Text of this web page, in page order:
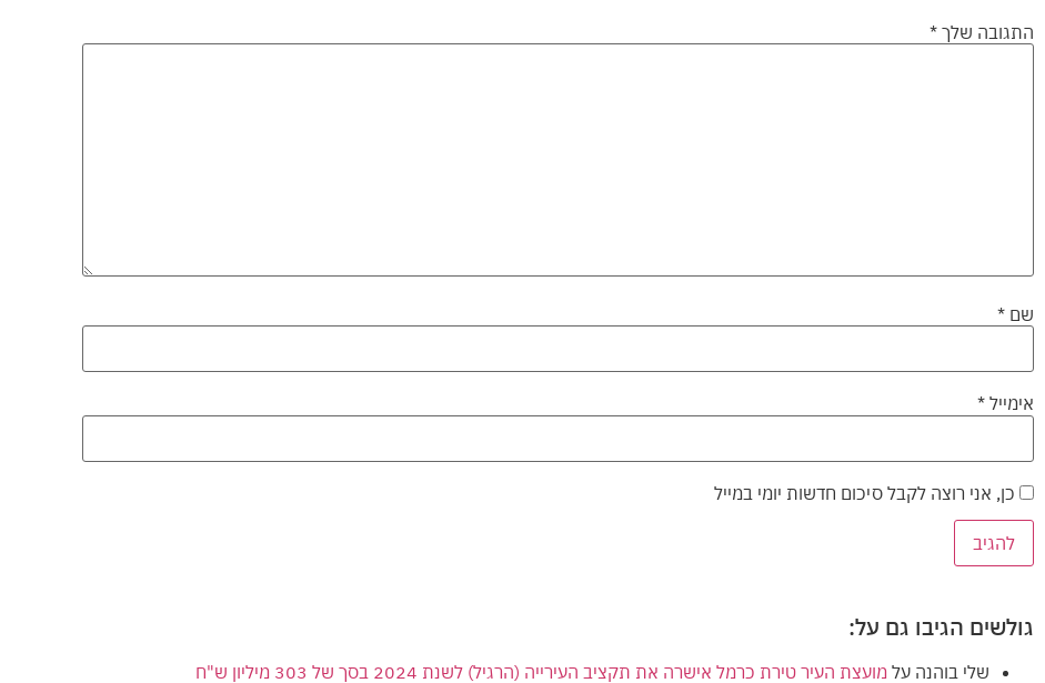
התגובה שלך *
שם *
אימייל *
כן, אני רוצה לקבל סיכום חדשות יומי במייל
גולשים הגיבו גם על:
שלי בוהנה על מועצת העיר טירת כרמל אישרה את תקציב העירייה (הרגיל) לשנת 2024 בסך של 303 מיליון ש"ח